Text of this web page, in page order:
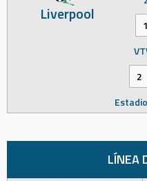
Liverpool
2
LÍNEA